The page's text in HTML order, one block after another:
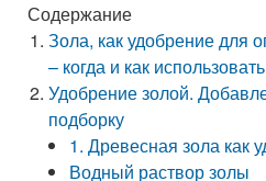
Содержание
Зола, как удобрение для
– когда и как использовать
Удобрение золой.
подборку
1. Древесная зола как
Водный раствор золы